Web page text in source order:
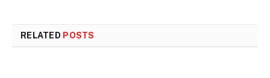
RELATED POSTS